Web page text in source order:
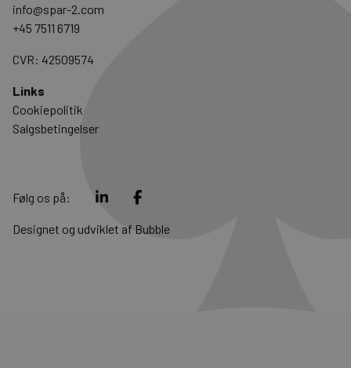
info@spar-2.com
+45 7511 6719
CVR: 42509574
Links
Cookiepolitik
Salgsbetingelser
Følg os på:
Designet og udviklet af Bubble